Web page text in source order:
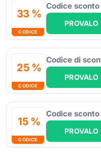
33 %
CODICE
Codice
PROVALO
25 %
CODICE
Codice di
PROVALO
15 %
CODICE
Codice
PROVALO